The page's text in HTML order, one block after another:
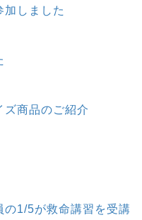
加しました
ズ商品のご紹介
の1/5が救命講習を受講